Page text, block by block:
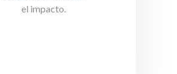
el impacto.